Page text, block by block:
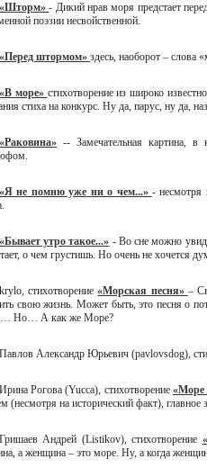
«Шторм»- Дикий нрав моря предстает
поэзии несвойственной.
«Перед штормом» здесь, наоборот – слова
«В море» стихотворение из широко
стиха на конкурс. Ну да, парус, ну да,
«Раковина» -- Замечательная картина, в
«Я не помню уже ни о чем...»- несмотря
«Бывает утро такое...» - Во сне можно
о чем грустишь. Но очень не хочется
krylo, стихотворение«Морская песня» –
свою жизнь. Может быть, это песня о
Но… А как же Море?
Павлов Александр Юрьевич (pavlovsdog),
Ирина Рогова (Yucca), стихотворение «Море
(несмотря на исторический факт),
Гришаев Андрей (Listikov), стихотворение
а женщина – это море. Ну, а когда